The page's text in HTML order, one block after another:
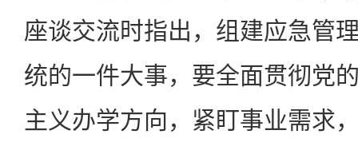
座谈交流时指出，组建应急管
统的一件大事，要全面贯彻党
主义办学方向，紧盯事业需求